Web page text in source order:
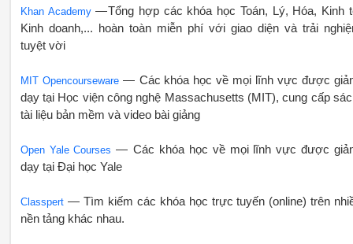
Khan Academy— Tổng hợp các khóa học Toán, Lý, Hóa, Kinh
Kinh doanh,... hoàn toàn miễn phí với giao diện và trải
tuyệt vời
MIT Opencourseware— Các khóa học về mọi lĩnh vực được
dạy tại Học viện công nghệ Massachusetts (MIT), cung cấp
tài liệu bản mềm và video bài giảng
Open Yale Courses — Các khóa học về mọi lĩnh vực được
dạy tại Đại học Yale
Classpert— Tìm kiếm các khóa học trực tuyến (online) trên
nền tảng khác nhau.